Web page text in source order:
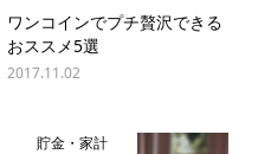
ワンコインでプチ贅沢できる
おススメ5選
2017.11.02
貯金・家計